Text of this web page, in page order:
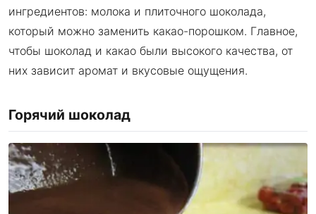
ингредиентов: молока и плиточного шоколада,
который можно заменить какао-порошком. Главное,
чтобы шоколад и какао были высокого качества, от
них зависит аромат и вкусовые ощущения.
Горячий шоколад